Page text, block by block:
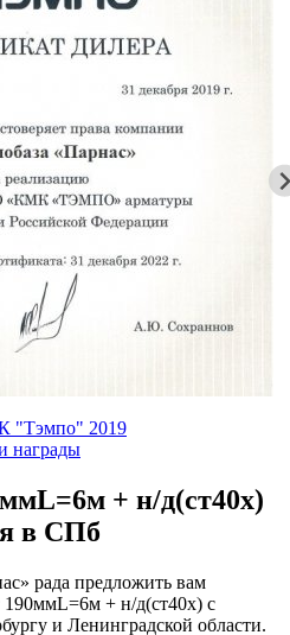
"Тэмпо" 2019
награды
+ н/д(ст40х)
в СПб
рада предложить вам
190ммL=6м + н/д(ст40х) с
и Ленинградской области.